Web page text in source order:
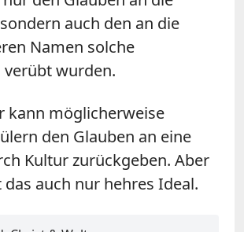
auch den an die
Namen solche
verübt wurden.
kann möglicherweise
den Glauben an eine
Kultur zurückgeben. Aber
auch nur hehres Ideal.